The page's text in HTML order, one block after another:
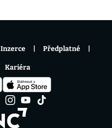
Inzerce Předplatné
Kariéra